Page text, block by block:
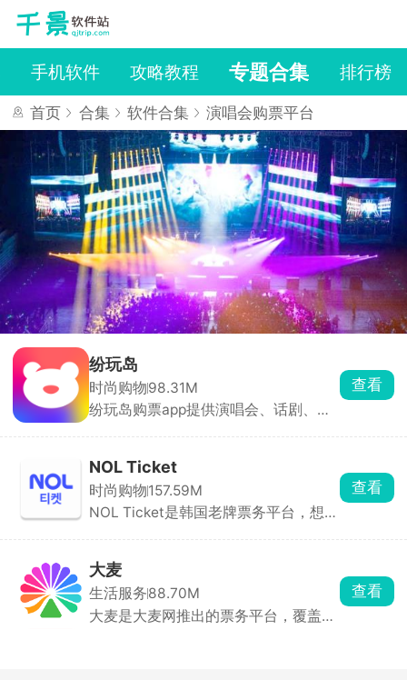
手机软件 攻略教程 专题合集 排行榜
首页 合集 软件合集 演唱会购票平台
演唱会购票平台
一些好用的演唱会购票软件，在这些软件上技能准确无误的
了解到演唱会的时间和地点，还能够开设预购抢票，在销售
通道开放的第一时间购买到心仪的门票，提供全面的购票服
更新时间：2026-06-19
纷玩岛
时尚购物98.31M
纷玩岛购票app提供演唱会、话剧、大
售提醒，纷玩岛相较于其他主流平台会
提前开放购票通道，为用户提供了更早
的购票机会以及更严格的实名制保障。
查看
NOL Ticket
时尚购物157.59M
NOL Ticket是韩国老牌票务平台，想抢
一站式完成，且支持中文界面与多币种
支付，海外用户也可无障碍购票。App
与网页端账号互通，排队状态云端同
步，手机熄屏/电脑关机再登仍保持队
查看
大麦
生活服务88.70M
大麦是大麦网推出的票务平台，覆盖演
查看